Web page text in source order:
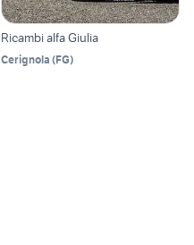
Ricambi alfa Giulia
Cerignola (FG)